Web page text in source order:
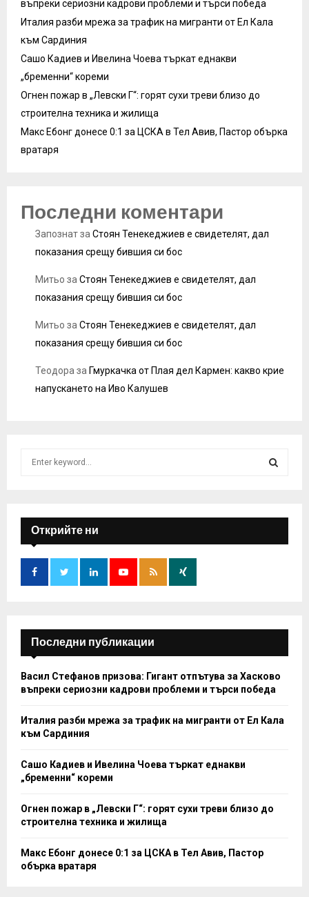
въпреки сериозни кадрови проблеми и търси победа
Италия разби мрежа за трафик на мигранти от Ел Кала
към Сардиния
Сашо Кадиев и Ивелина Чоева търкат еднакви
„бременни“ кореми
Огнен пожар в „Левски Г“: горят сухи треви близо до
строителна техника и жилища
Макс Ебонг донесе 0:1 за ЦСКА в Тел Авив, Пастор обърка
вратаря
Последни коментари
Запознатза Стоян Тенекеджиев е свидетелят, дал
показания срещу бившия си бос
Митьо за Стоян Тенекеджиев е свидетелят, дал
показания срещу бившия си бос
Митьо за Стоян Тенекеджиев е свидетелят, дал
показания срещу бившия си бос
Теодора за Гмуркачка от Плая дел Кармен: какво крие
напускането на Иво Калушев
f
o
:
E
A
H
Открийте ни
Последни публикации
Васил Стефанов призова: Гигант отпътува за Хасково
въпреки сериозни кадрови проблеми и търси победа
Италия разби мрежа за трафик на мигранти от Ел Кала
към Сардиния
Сашо Кадиев и Ивелина Чоева търкат еднакви
„бременни“ кореми
Огнен пожар в „Левски Г“: горят сухи треви близо до
строителна техника и жилища
Макс Ебонг донесе 0:1 за ЦСКА в Тел Авив, Пастор
обърка вратаря